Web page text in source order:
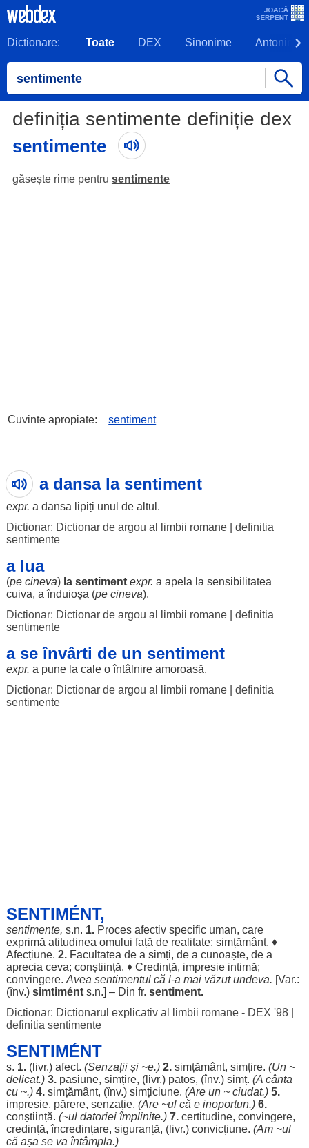
Dictionare: Toate DEX Sinonime Antonime
definiția sentimente definiție dex
sentimente
găsește rime pentru sentimente
Cuvinte apropiate: sentiment
a dansa la sentiment
expr. a dansa lipiți unul de altul .
Dictionar: Dictionar de argou al limbii romane| definitia
sentimente
a lua
(pe cineva) la sentiment expr. a apela la sensibilitatea
cuiva, aînduioșa (pe cineva).
Dictionar: Dictionar de argou al limbii romane| definitia
sentimente
a se învârti de un sentiment
expr. a pune la caleoîntâlnire amoroasă.
Dictionar: Dictionar de argou al limbii romane| definitia
sentimente
SENTIMÉNT,
sentimente, s.n. 1. Proces afectiv specific uman, care
exprimă atitudinea omului față de realitate; simțământ. ♦
Afecțiune. 2. Facultatea de a simți, de a cunoaște, de a
aprecia ceva; conștiință. ♦ Credință, impresie intimă;
convingere. Avea sentimentulcă l-a mai văzut undeva. [Var.:
(înv.) simtiménts.n.] – Din fr. sentiment.
Dictionar: Dictionarul explicativ al limbii romane - DEX '98|
definitia sentimente
SENTIMÉNT
s. 1.(livr.) afect. (Senzațiiși ~e.) 2. simțământ, simțire. (Un ~
delicat.) 3. pasiune, simțire, (livr.) patos, (înv.) simț. (A cânta
cu ~.) 4. simțământ, (înv.) simțiciune. (Are un ~ ciudat.) 5.
impresie, părere, senzație. (Are ~ul că e inoportun.) 6.
conștiință. (~ul datoriei împlinite.) 7. certitudine, convingere,
credință,încredințare, siguranță, (livr.) convicțiune. (Am~ul
că așa se va întâmpla.)